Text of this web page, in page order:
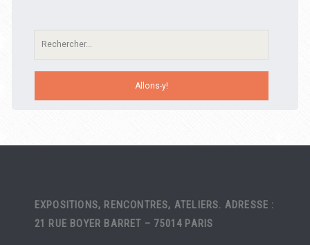
Recherche:
EXPOSITIONS, RENCONTRES, ATELIERS. ADRESSE :
21 RUE BOYER BARRET – 75014 PARIS